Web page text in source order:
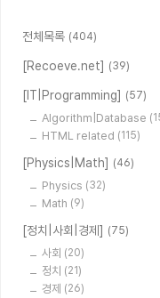
전체목록 (404)
[Recoeve.net] (39)
[IT|Programming] (57)
Algorithm|Database
HTML related (115)
[Physics|Math] (46)
Physics (32)
Math (9)
[정치|사회|경제] (75)
사회 (20)
정치 (21)
경제 (26)